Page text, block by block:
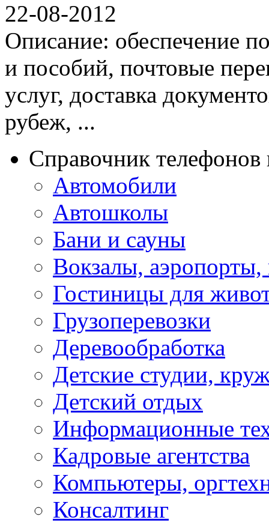
22-08-2012
Описание: обеспечение
и пособий, почтовые
услуг, доставка
рубеж, ...
Справочник
Автомобили
Автошколы
Бани и сауны
Вокзалы,
Гостиницы для
Грузоперевозки
Деревообработка
Детские студии,
Детский отдых
Информационные
Кадровые агентства
Компьютеры,
Консалтинг